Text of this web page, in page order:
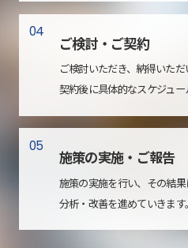
04
ご検討・ご契約
ご検討いただき、納得いた
契約後に具体的なスケジュー
05
施策の実施・ご報告
施策の実施を行い、その結果
分析・改善を進めていきます。